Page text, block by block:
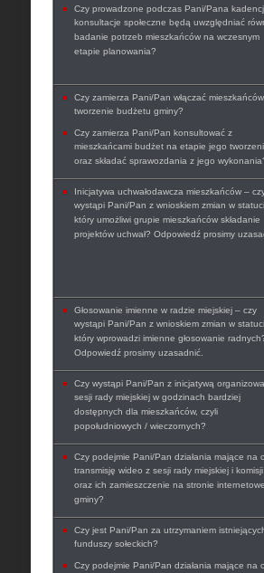
Czy prowadzone podczas Pani/Pana
konsultacje społeczne będą uwzględniać
badanie potrzeb mieszkańców na wczesnym
etapie planowania?
Czy zamierza Pani/Pan włączać
tworzenie budżetu gminy?
Czy zamierza Pani/Pan konsultować z
mieszkańcami budżet na etapie jego
oraz składać sprawozdania z jego
Inicjatywa uchwałodawcza mieszkańców –
wystąpi Pani/Pan z wnioskiem zmian w
który umożliwi grupie mieszkańców składanie
projektów uchwał? Odpowiedź prosimy
Głosowanie imienne w radzie miejskiej – czy
wystąpi Pani/Pan z wnioskiem zmian w
który wprowadzi imienne głosowanie
Odpowiedź prosimy uzasadnić.
Czy wystąpi Pani/Pan z inicjatywą
sesji rady miejskiej w godzinach bardziej
dostępnych dla mieszkańców, czyli
popołudniowych / wieczornych?
Czy podejmie Pani/Pan działania mające na
transmisję wideo z sesji rady miejskiej i
oraz ich zamieszczenie na stronie
gminy?
Czy jest Pani/Pan za utrzymaniem
funduszy sołeckich?
Czy podejmie Pani/Pan działania mające na